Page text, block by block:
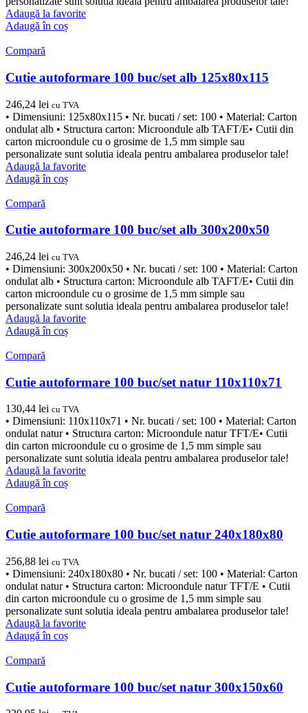
Adaugă la favorite
Adaugă în coș
Compară
Cutie autoformare 100 buc/set alb 125x80x115
246,24 lei cu TVA
• Dimensiuni: 125x80x115 • Nr. bucati / set: 100 • Material: Carton
ondulat alb • Structura carton: Microondule alb TAFT/E• Cutii din
carton microondule cu o grosime de 1,5 mm simple sau
personalizate sunt solutia ideala pentru ambalarea produselor tale!
Adaugă la favorite
Adaugă în coș
Compară
Cutie autoformare 100 buc/set alb 300x200x50
246,24 lei cu TVA
• Dimensiuni: 300x200x50 • Nr. bucati / set: 100 • Material: Carton
ondulat alb • Structura carton: Microondule alb TAFT/E• Cutii din
carton microondule cu o grosime de 1,5 mm simple sau
personalizate sunt solutia ideala pentru ambalarea produselor tale!
Adaugă la favorite
Adaugă în coș
Compară
Cutie autoformare 100 buc/set natur 110x110x71
130,44 lei cu TVA
• Dimensiuni: 110x110x71 • Nr. bucati / set: 100 • Material: Carton
ondulat natur • Structura carton: Microondule natur TFT/E• Cutii
din carton microondule cu o grosime de 1,5 mm simple sau
personalizate sunt solutia ideala pentru ambalarea produselor tale!
Adaugă la favorite
Adaugă în coș
Compară
Cutie autoformare 100 buc/set natur 240x180x80
256,88 lei cu TVA
• Dimensiuni: 240x180x80 • Nr. bucati / set: 100 • Material: Carton
ondulat natur • Structura carton: Microondule natur TFT/E • Cutii
din carton microondule cu o grosime de 1,5 mm simple sau
personalizate sunt solutia ideala pentru ambalarea produselor tale!
Adaugă la favorite
Adaugă în coș
Compară
Cutie autoformare 100 buc/set natur 300x150x60